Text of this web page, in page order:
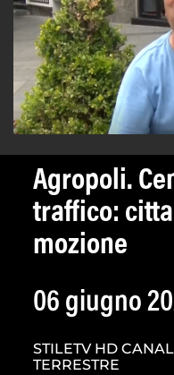
Agropoli.
traffico:
mozione
06 giugno
STILETV HD
TERRESTRE